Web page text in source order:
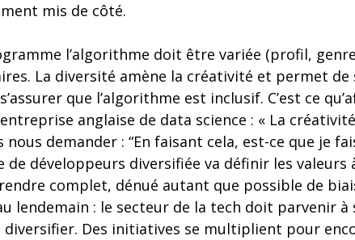
mis de côté.
l’algorithme doit être variée (profil,
La diversité amène la créativité et permet de
que l’algorithme est inclusif. C’est ce
anglaise de data science : « La
demander : “En faisant cela, est-ce que je
de développeurs diversifiée va définir les valeurs
complet, dénué autant que possible de
lendemain : le secteur de la tech doit parvenir à
diversifier. Des initiatives se multiplient pour